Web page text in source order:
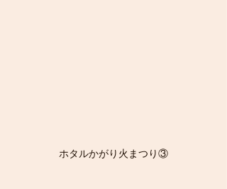
ホタルかがり火まつり③